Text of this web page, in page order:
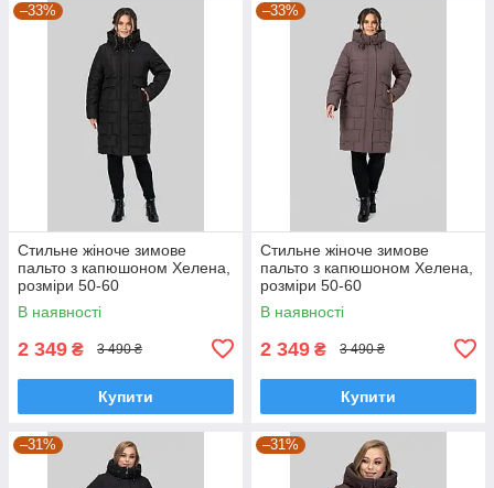
–33%
Стильне жіноче зимове
пальто з капюшоном Хелена,
розміри 50-60
В наявності
2 349 ₴ 3 490 ₴
Купити
–33%
Стильне жіноче зимове
пальто з капюшоном Хелена,
розміри 50-60
В наявності
2 349 ₴ 3 490 ₴
Купити
–31% –31%